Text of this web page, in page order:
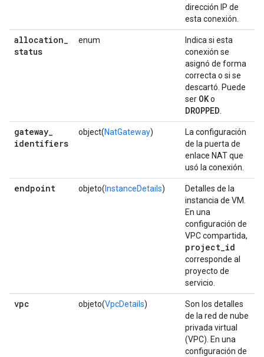
dirección IP de
esta conexión.
allocation_
status
enum
Indica si esta
conexión se
asignó de forma
correcta o si se
descartó. Puede
ser OKo
DROPPED
gateway_
identifiers
object(NatGateway)
La configuración
de la puerta de
enlace NAT que
usó la conexión.
endpoint objeto( InstanceDetails)
Detalles de la
instancia de VM.
En una
configuración de
VPC compartida,
project_id
corresponde al
proyecto de
servicio.
vpc objeto(VpcDetails)
Son los detalles
de la red de nube
privada virtual
(VPC). En una
configuración de